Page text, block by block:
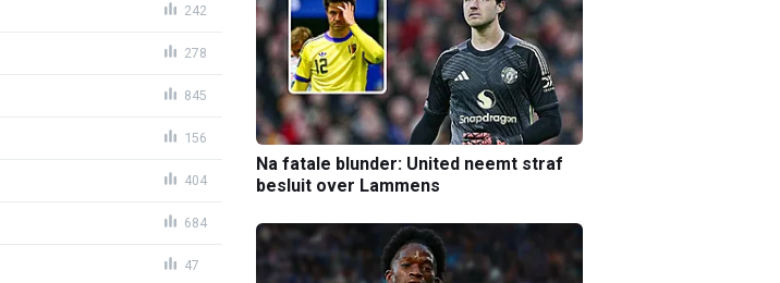
242
278
845
156
404
684
47
Na fatale blunder: United neemt straf
besluit over Lammens